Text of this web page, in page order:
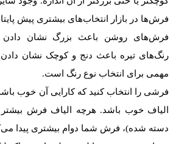
فرش‌ها در بازار انتخاب‌های بیشتری پیش
فرش‌های روشن باعث بزرگ نشان دادن
رنگ‌های تیره باعث دنج و کوچک نشان
مهمی برای انتخاب نوع رنگ است.
فرشی را انتخاب کنید که کارایی آن خوب
الیاف خوب باشد. هرچه الیاف فرش بیشتر
دسته شده)، فرش شما دوام بیشتری پیدا